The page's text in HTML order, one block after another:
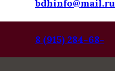
bdhinfo@mail.ru
8 (915) 284-68-